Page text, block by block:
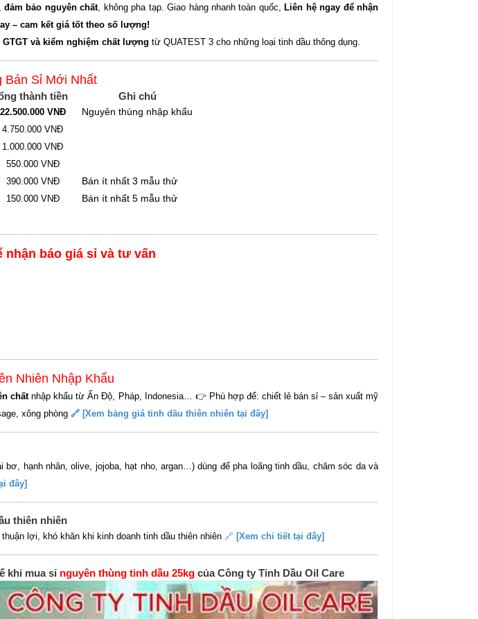
đảm bảo nguyên chất, không pha tạp. Giao hàng nhanh toàn quốc, Liên hệ ngay để nhận
– cam kết giá tốt theo số lượng!
GTGT và kiểm nghiệm chất lượng từ QUATEST 3 cho những loại tinh dầu thông dụng.
Bán Sỉ Mới Nhất
thành tiền Ghi chú
22.500.000 VNĐ Nguyên thùng nhập khẩu
4.750.000 VNĐ
1.000.000 VNĐ
550.000 VNĐ
390.000 VNĐ
Bán ít nhất 3 mẫu thử
150.000 VNĐ Bán ít nhất 5 mẫu thử
nhận báo giá sỉ và tư vấn
Nhiên Nhập Khẩu
chấtnhập khẩu từ Ấn Độ, Pháp, Indonesia… 👉 Phù hợp để: chiết lẻ bán sỉ – sản xuất mỹ
xông phòng 🔗 [Xem bảng giá tinh dầu thiên nhiên tại đây]
bơ, hạnh nhân, olive, jojoba, hạt nho, argan…) dùng để pha loãng tinh dầu, chăm sóc da và
đây]
thiên nhiên
lợi, khó khăn khi kinh doanh tinh dầu thiên nhiên 🔗 [Xem chi tiết tại đây]
khi mua sỉ nguyên thùng tinh dầu 25kgcủa Công ty Tinh Dầu Oil Care